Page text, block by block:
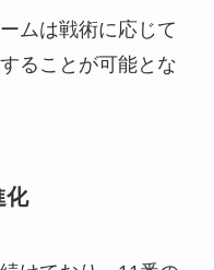
ムは戦術に応じて
ることが可能とな
化